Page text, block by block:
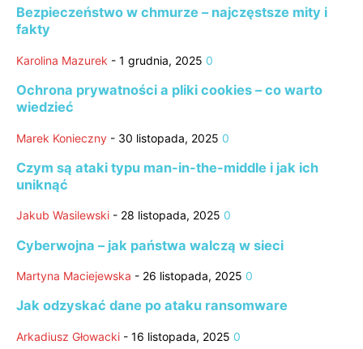
Bezpieczeństwo w chmurze – najczęstsze mity i
fakty
Karolina Mazurek - 1 grudnia, 2025 0
Ochrona prywatności a pliki cookies – co warto
wiedzieć
Marek Konieczny - 30 listopada, 2025 0
Czym są ataki typu man-in-the-middle i jak ich
uniknąć
Jakub Wasilewski - 28 listopada, 2025 0
Cyberwojna – jak państwa walczą w sieci
Martyna Maciejewska - 26 listopada, 2025 0
Jak odzyskać dane po ataku ransomware
Arkadiusz Głowacki - 16 listopada, 2025 0